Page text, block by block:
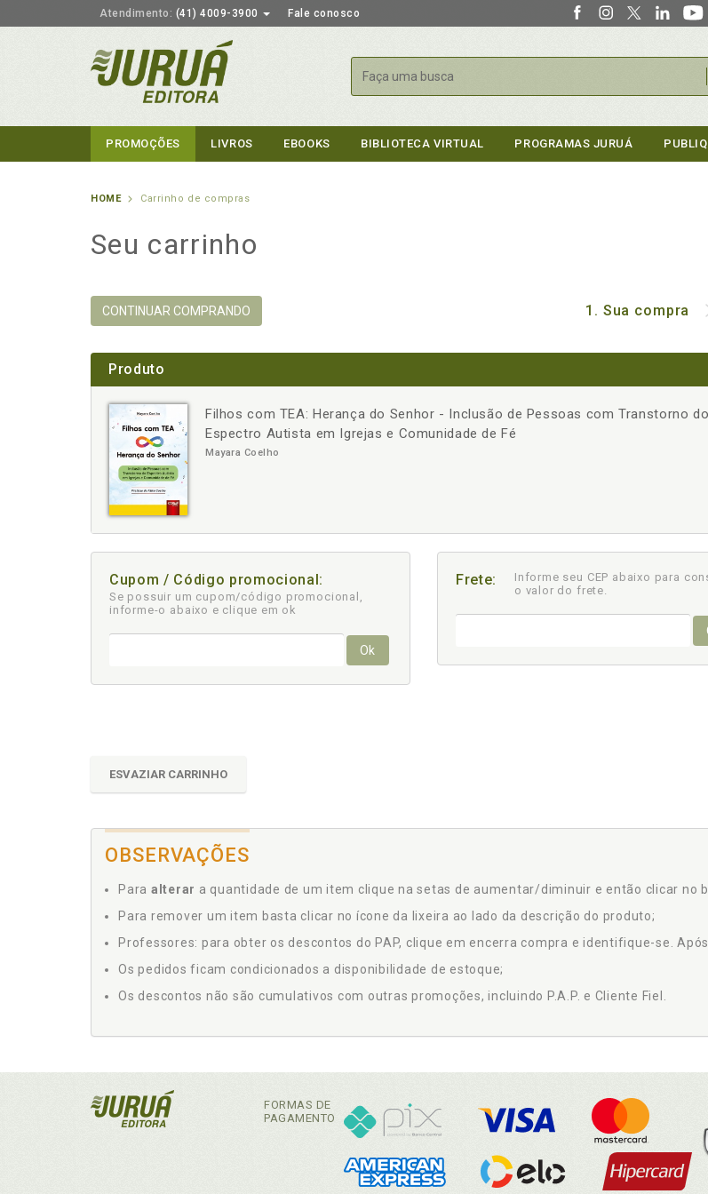
Atendimento: (41) 4009-3900 Fale conosco
Buscar
PROMOÇÕES LIVROS EBOOKS BIBLIOTECA VIRTUAL PROGRAMAS JURUÁ
HOME Carrinho de compras
Seu carrinho
CONTINUAR COMPRANDO 1. Sua compra
Produto
Filhos com TEA: Herança do Senhor - Inclusão de Pessoas com Transtorno do
Espectro Autista em Igrejas e Comunidade de Fé
Mayara Coelho
- +
Cupom / Código promocional:
Se possuir um cupom/código promocional,
informe-o abaixo e clique em ok
Ok
Frete:
Informe seu CEP abaixo para
o valor do frete.
ESVAZIAR CARRINHO
OBSERVAÇÕES
Para alterar a quantidade de um item clique na setas de aumentar/diminuir e então clicar no
Para remover um item basta clicar no ícone da lixeira ao lado da descrição do produto;
Professores: para obter os descontos do PAP, clique em encerra compra e identifique-se.
Os pedidos ficam condicionados a disponibilidade de estoque;
Os descontos não são cumulativos com outras promoções, incluindo P.A.P. e Cliente Fiel.
FORMAS DE
PAGAMENTO